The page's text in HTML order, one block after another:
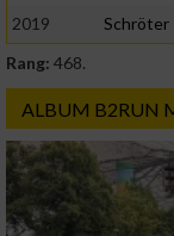
2019
Schröter
Rang: 468.
ALBUM B2RUN
Verwendung
Geräte anhand
Informationen
Nicht-IAB-